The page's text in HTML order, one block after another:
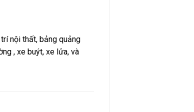
nội thất, bảng quảng
, xe buýt, xe lửa, và